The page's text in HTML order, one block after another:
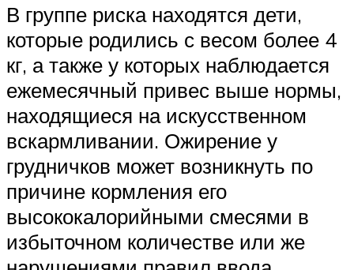
В группе риска находятся дети,
которые родились с весом более 4
кг, а также у которых наблюдается
ежемесячный привес выше нормы,
находящиеся на искусственном
вскармливании. Ожирение у
грудничков может возникнуть по
причине кормления его
высококалорийными смесями в
избыточном количестве или же